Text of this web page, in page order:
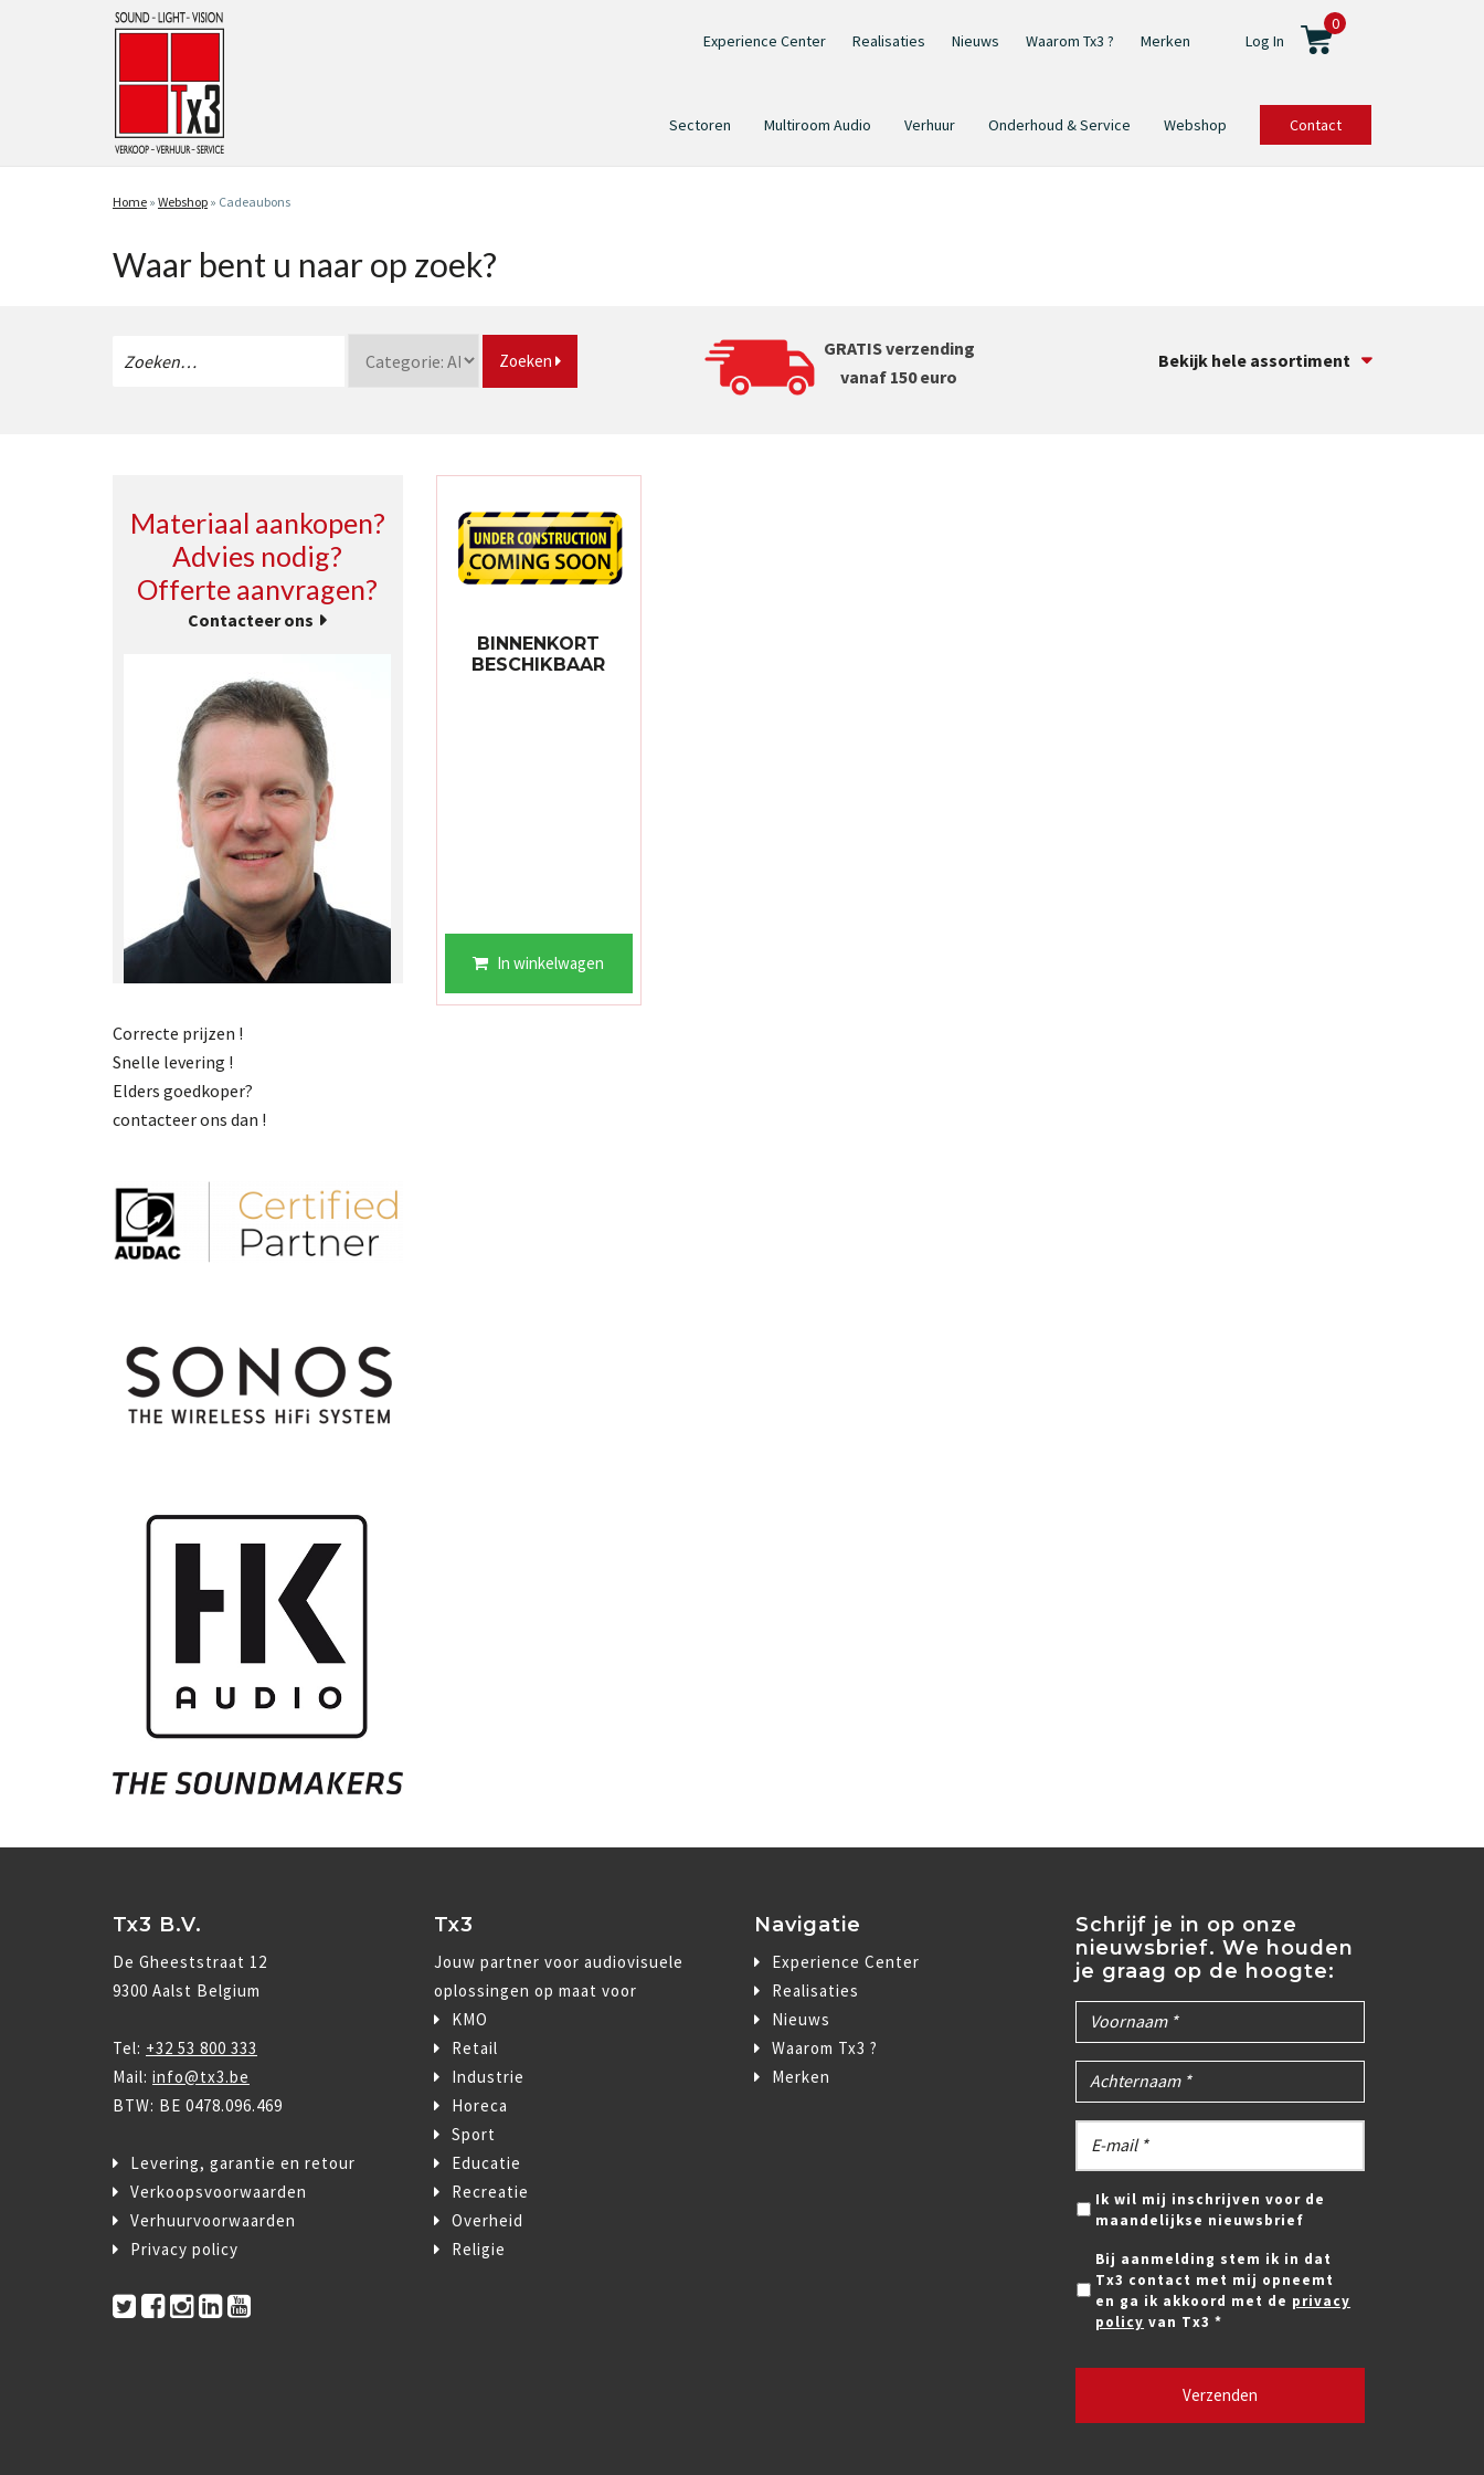
Experience Center Realisaties Nieuws Waarom Tx3 ? Merken Log In
0
Sectoren Multiroom Audio Verhuur Onderhoud & Service Webshop Contact
Home » Webshop » Cadeaubons
Waar bent u naar op zoek?
naar:
Zoeken
GRATIS verzending
vanaf 150 euro
Bekijk hele assortiment
Materiaal aankopen?
Advies nodig?
Offerte aanvragen?
Contacteer ons
Correcte prijzen !
Snelle levering !
Elders goedkoper?
contacteer ons dan !
BINNENKORT
BESCHIKBAAR
In winkelwagen
Tx3 B.V.
De Gheeststraat 12
9300 Aalst Belgium
Tel: +32 53 800 333
Mail: info@tx3.be
BTW: BE 0478.096.469
Levering, garantie en retour
Verkoopsvoorwaarden
Verhuurvoorwaarden
Privacy policy
Tx3
Jouw partner voor audiovisuele
oplossingen op maat voor
KMO
Retail
Industrie
Horeca
Sport
Educatie
Recreatie
Overheid
Religie
Navigatie
Experience Center
Realisaties
Nieuws
Waarom Tx3 ?
Merken
Schrijf je in op onze
nieuwsbrief. We houden
je graag op de hoogte:
Ik wil mij inschrijven voor de
maandelijkse nieuwsbrief
Bij aanmelding stem ik in dat
Tx3 contact met mij opneemt
en ga ik akkoord met de privacy
policy van Tx3 *